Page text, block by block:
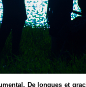
De longues et